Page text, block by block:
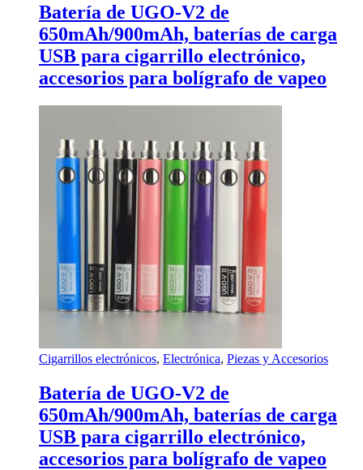
Batería de UGO-V2 de
650mAh/900mAh, baterías de carga
USB para cigarrillo electrónico,
accesorios para bolígrafo de vapeo
Cigarrillos electrónicos, Electrónica, Piezas y Accesorios
Batería de UGO-V2 de
650mAh/900mAh, baterías de carga
USB para cigarrillo electrónico,
accesorios para bolígrafo de vapeo